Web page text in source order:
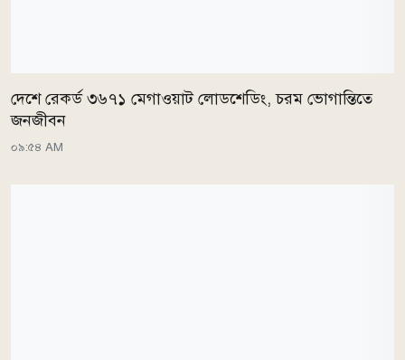
দেশে রেকর্ড ৩৬৭১ মেগাওয়াট লোডশেডিং, চরম ভোগান্তিতে
জনজীবন
০৯:৫৪ AM